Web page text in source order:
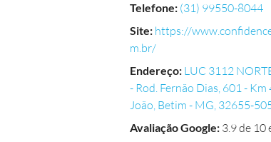
Telefone: (31) 99550-8044
Site: https://
m.br/
Endereço: LUC 3112
- Rod. Fernão Dias, 601 - Km
João, Betim - MG, 32655-
Avaliação Google: 3.9 de 10